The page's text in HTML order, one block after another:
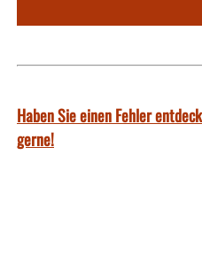
Haben Sie einen Fehler
gerne!